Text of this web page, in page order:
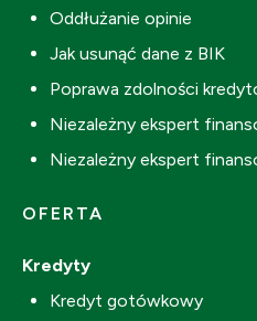
Oddłużanie opinie
Jak usunąć dane z BIK
Poprawa zdolności
Niezależny ekspert
Niezależny ekspert
OFERTA
Kredyty
Kredyt gotówkowy